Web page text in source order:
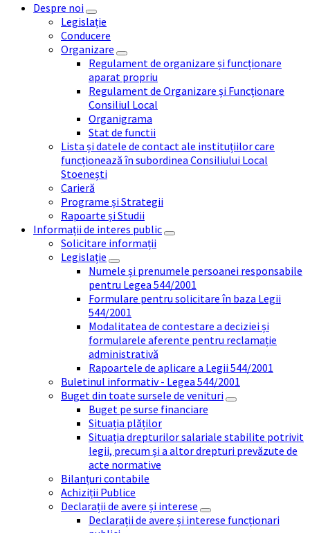
Despre noi
Legislație
Conducere
Organizare
Regulament de organizare și funcționare
aparat propriu
Regulament de Organizare și Funcționare
Consiliul Local
Organigrama
Stat de functii
Lista și datele de contact ale instituțiilor care
funcționează în subordinea Consiliului Local
Stoenești
Carieră
Programe și Strategii
Rapoarte și Studii
Informații de interes public
Solicitare informații
Legislație
Numele și prenumele persoanei responsabile
pentru Legea 544/2001
Formulare pentru solicitare în baza Legii
544/2001
Modalitatea de contestare a deciziei și
formularele aferente pentru reclamație
administrativă
Rapoartele de aplicare a Legii 544/2001
Buletinul informativ - Legea 544/2001
Buget din toate sursele de venituri
Buget pe surse financiare
Situația plăților
Situația drepturilor salariale stabilite potrivit
legii, precum și a altor drepturi prevăzute de
acte normative
Bilanțuri contabile
Achiziții Publice
Declarații de avere și interese
Declarații de avere și interese funcționari